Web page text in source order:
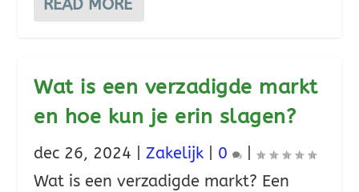
READ MORE
Wat is een verzadigde markt
en hoe kun je erin slagen?
dec 26, 2024 |Zakelijk 0
|
Wat is een verzadigde markt? Een